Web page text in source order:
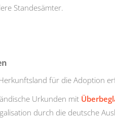
Standesämter.
für die Adoption
Urkunden mit
durch die deutsche